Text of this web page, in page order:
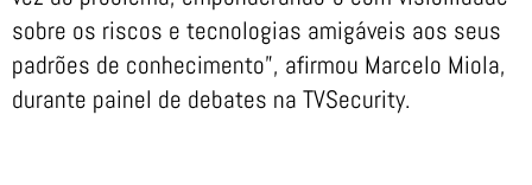
sobre os riscos e tecnologias amigáveis aos seus
padrões de conhecimento”, afirmou Marcelo Miola,
durante painel de debates na TVSecurity.